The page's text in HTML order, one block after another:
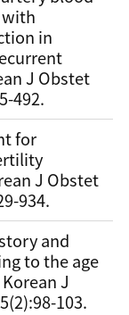
in
J Obstet
492.
for
J Obstet
934.
and
to the age
J
103.